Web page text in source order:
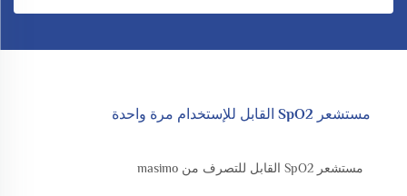
مستشعر SpO2 القابل للإستخدام مرة واحدة
مستشعر SpO2 القابل للتصرف من masimo